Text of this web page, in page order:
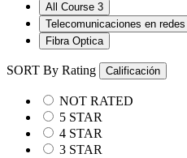
All Course 3
Telecomunicaciones en redes
Fibra Optica
SORT By Rating Calificación
NOT RATED
5 STAR
4 STAR
3 STAR